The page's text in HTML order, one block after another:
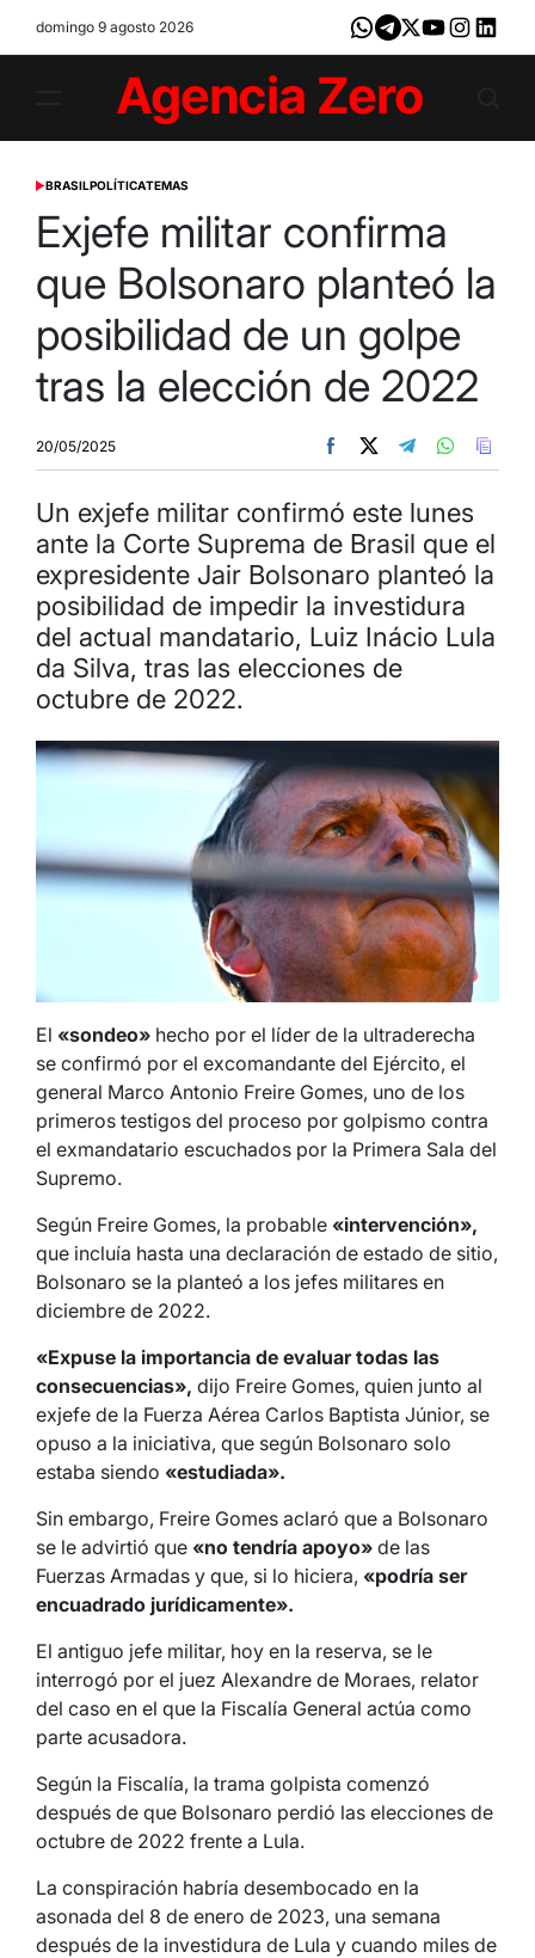
domingo 9 agosto 2026 Whatsapp
Telegram
X YoutubeInstagram
Zero
POSTED
BRASILPOLÍTICATEMAS
Exjefe militar confirma
que Bolsonaro planteó la
posibilidad de un golpe
tras la elección de 2022
20/05/2025
Un exjefe militar confirmó este lunes
ante la Corte Suprema de Brasil que el
expresidente Jair Bolsonaro planteó la
posibilidad de impedir la investidura
del actual mandatario, Luiz Inácio Lula
da Silva, tras las elecciones de
octubre de 2022.
El «sondeo» hecho por el líder de la ultraderecha
se confirmó por el excomandante del Ejército, el
general Marco Antonio Freire Gomes, uno de los
primeros testigos del proceso por golpismo contra
el exmandatario escuchados por la Primera Sala del
Supremo.
Según Freire Gomes, la probable «intervención»,
que incluía hasta una declaración de estado de sitio,
Bolsonaro se la planteó a los jefes militares en
diciembre de 2022.
«Expuse la importancia de evaluar todas las
consecuencias», dijo Freire Gomes, quien junto al
exjefe de la Fuerza Aérea Carlos Baptista Júnior, se
opuso a la iniciativa, que según Bolsonaro solo
estaba siendo «estudiada».
Sin embargo, Freire Gomes aclaró que a Bolsonaro
se le advirtió que «no tendría apoyo» de las
Fuerzas Armadas y que, si lo hiciera, «podría ser
encuadrado jurídicamente».
El antiguo jefe militar, hoy en la reserva, se le
interrogó por el juez Alexandre de Moraes, relator
del caso en el que la Fiscalía General actúa como
parte acusadora.
Según la Fiscalía, la trama golpista comenzó
después de que Bolsonaro perdió las elecciones de
octubre de 2022 frente a Lula.
La conspiración habría desembocado en la
asonada del 8 de enero de 2023, una semana
después de la investidura de Lula y cuando miles de